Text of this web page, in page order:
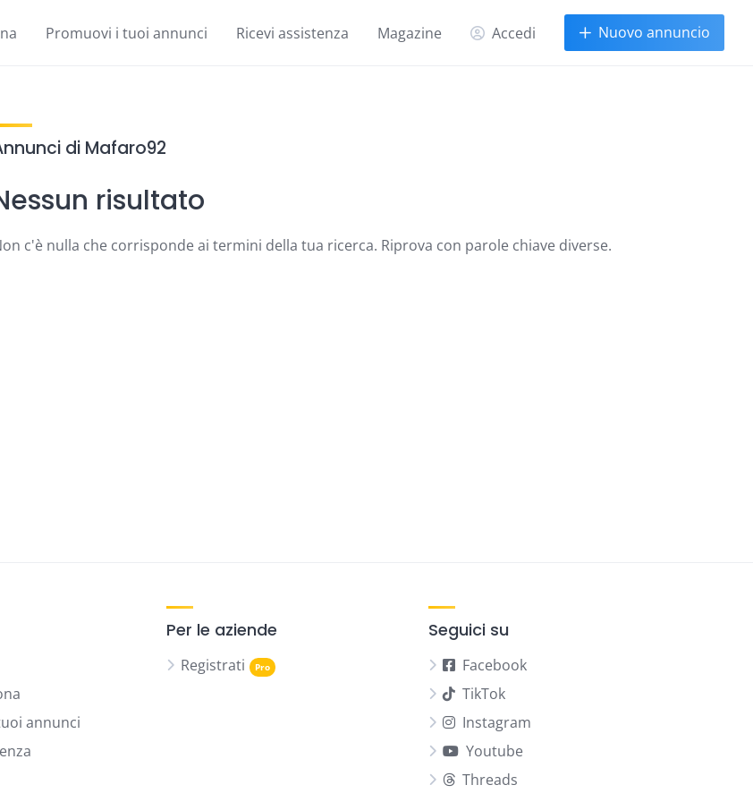
Promuovi i tuoi annunci Ricevi assistenza Magazine Accedi Nuovo annuncio
di Mafaro92
risultato
c'è nulla che corrisponde ai termini della tua ricerca. Riprova con parole chiave diverse.
annunci
Per le aziende
Registrati
Seguici su
Facebook
TikTok
Instagram
Youtube
Threads